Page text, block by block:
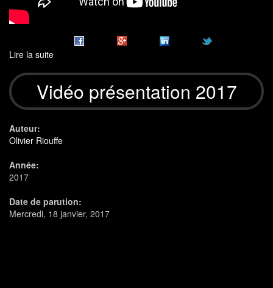
Lire la suite
2018
Vidéo présentation 2017
Auteur:
Olivier Riouffe
Année:
2017
Date de parution:
Mercredi, 18 janvier, 2017